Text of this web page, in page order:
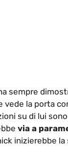
sempre
la porta
su di lui
via a
inizierebbe